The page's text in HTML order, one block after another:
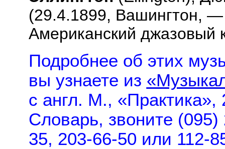
(29.4.1899, Вашингтон,
Американский джазовый
Подробнее об этих
вы узнаете из
с англ. М.,
Словарь, звоните
35, 203-66-50 или 112-